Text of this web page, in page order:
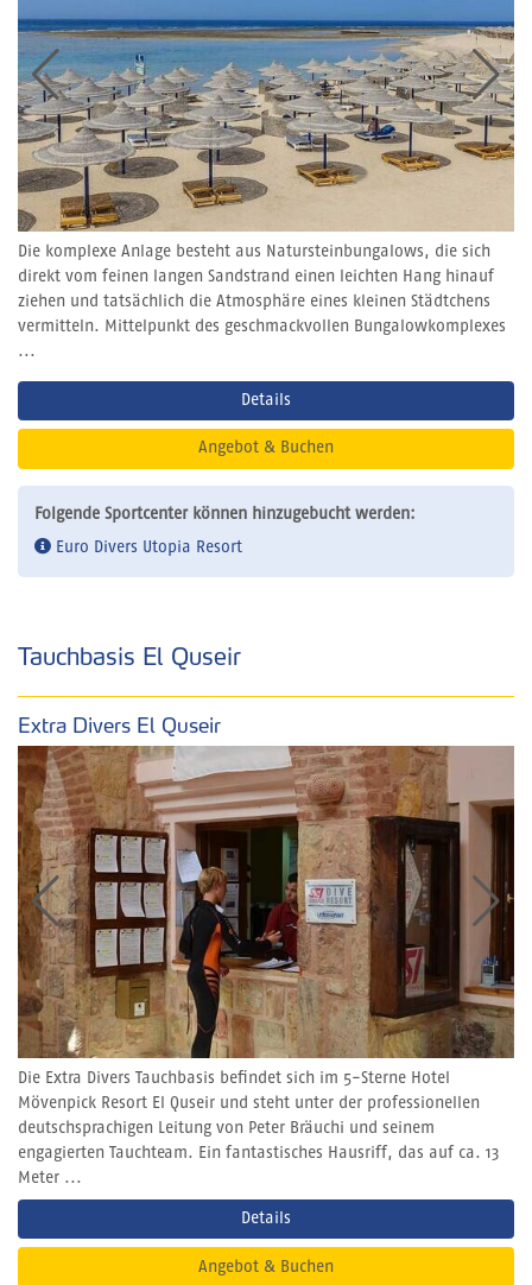
Die komplexe Anlage besteht aus Natursteinbungalows, die sich
direkt vom feinen langen Sandstrand einen leichten Hang hinauf
ziehen und tatsächlich die Atmosphäre eines kleinen Städtchens
vermitteln. Mittelpunkt des geschmackvollen Bungalowkomplexes
...
Details
Angebot & Buchen
Folgende Sportcenter können hinzugebucht werden:
Euro Divers Utopia Resort
Tauchbasis El Quseir
Extra Divers El Quseir
Die Extra Divers Tauchbasis befindet sich im 5-Sterne Hotel
Mövenpick Resort El Quseir und steht unter der professionellen
deutschsprachigen Leitung von Peter Bräuchi und seinem
engagierten Tauchteam. Ein fantastisches Hausriff, das auf ca. 13
Meter ...
Details
Angebot & Buchen